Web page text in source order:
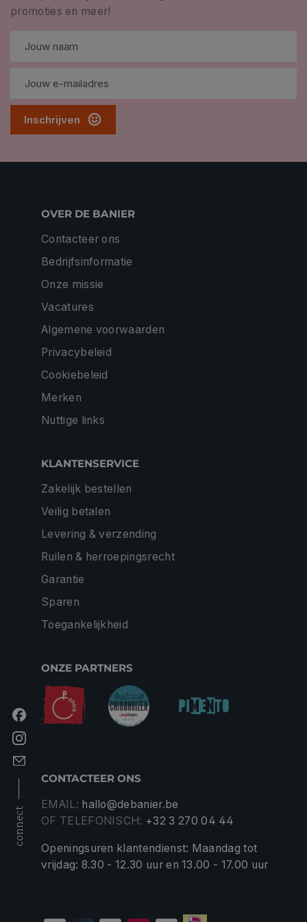
promoties en meer!
Inschrijven
connect
OVER DE BANIER
Contacteer ons
Bedrijfsinformatie
Onze missie
Vacatures
Algemene voorwaarden
Privacybeleid
Cookiebeleid
Merken
Nuttige links
KLANTENSERVICE
Zakelijk bestellen
Veilig betalen
Levering & verzending
Ruilen & herroepingsrecht
Garantie
Sparen
Toegankelijkheid
ONZE PARTNERS
CONTACTEER ONS
EMAIL: hallo@debanier.be
OF TELEFONISCH: +32 3 270 04 44
Openingsuren klantendienst: Maandag tot
vrijdag: 8.30 - 12.30 uur en 13.00 - 17.00 uur